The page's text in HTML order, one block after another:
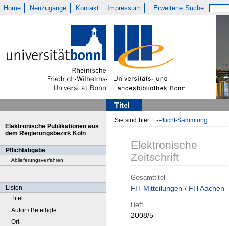
Home Neuzugänge Kontakt Impressum Erweiterte Suche
Titel
Elektronische Publikationen aus
dem Regierungsbezirk Köln
Pflichtabgabe
Ablieferungsverfahren
Listen
Titel
Autor / Beteiligte
Ort
Sie sind hier: E-Pflicht-Sammlung
Elektronische
Zeitschrift
Gesamttitel
FH-Mitteilungen / FH Aachen
Heft
2008/5